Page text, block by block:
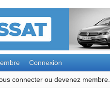
Connexion
connecter ou devenez membre.